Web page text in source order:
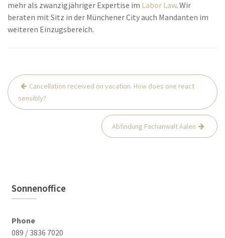
mehr als zwanzigjähriger Expertise im Labor Law. Wir
beraten mit Sitz in der Münchener City auch Mandanten im
weiteren Einzugsbereich.
Post
navigation
Cancellation received on vacation. How does one react
sensibly?
Abfindung Fachanwalt Aalen
Sonnenoffice
Phone
089 / 3836 7020